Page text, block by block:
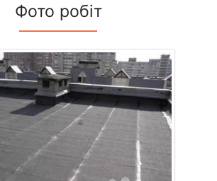
Фото робіт